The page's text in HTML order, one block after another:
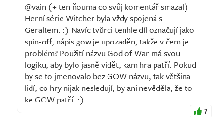
@vain (+ ten ňouma co svůj komentář smazal)
Herní série Witcher byla vždy spojená s
Geraltem. :) Navíc tvůrci tenhle díl označují jako
spin-off, nápis gow je upozaděn, takže v čem je
problém? Použití názvu God of War má svou
logiku, aby bylo jasně vidět, kam hra patří. Pokud
by se to jmenovalo bez GOW názvu, tak většina
lidí, co hry nijak nesledují, by ani nevěděla, že to
ke GOW patří. :)
7